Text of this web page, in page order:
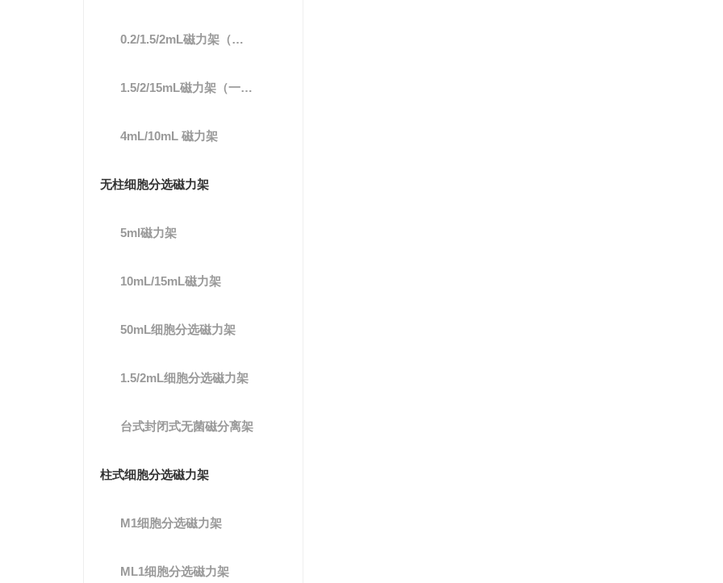
0.2/1.5/2mL磁力架（一体式）
1.5/2/15mL磁力架（一体式）
4mL/10mL 磁力架
无柱细胞分选磁力架
5ml磁力架
10mL/15mL磁力架
50mL细胞分选磁力架
1.5/2mL细胞分选磁力架
台式封闭式无菌磁分离架
柱式细胞分选磁力架
M1细胞分选磁力架
ML1细胞分选磁力架